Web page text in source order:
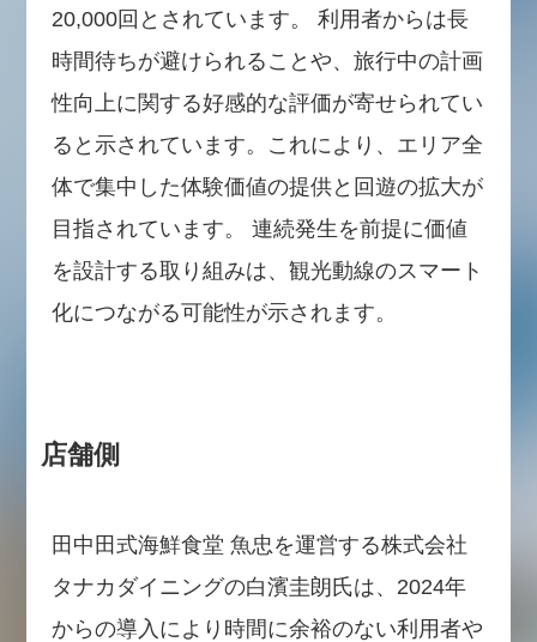
20,000回とされています。 利用者からは長
時間待ちが避けられることや、旅行中の計画
性向上に関する好感的な評価が寄せられてい
ると示されています。これにより、エリア全
体で集中した体験価値の提供と回遊の拡大が
目指されています。 連続発生を前提に価値
を設計する取り組みは、観光動線のスマート
化につながる可能性が示されます。
店舗側
田中田式海鮮食堂 魚忠を運営する株式会社
タナカダイニングの白濱圭朗氏は、2024年
からの導入により時間に余裕のない利用者や